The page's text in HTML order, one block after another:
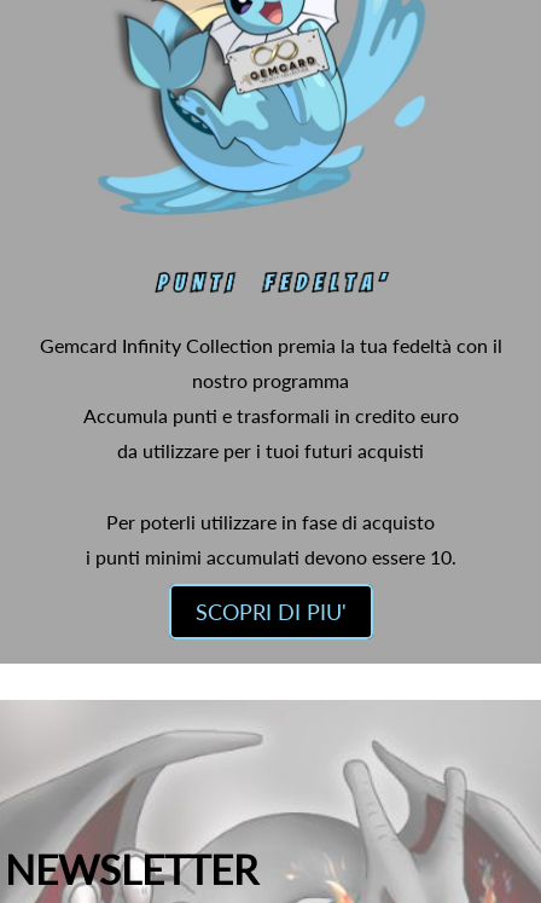
Gemcard Infinity Collection premia la tua fedeltà con il
nostro programma
Accumula punti e trasformali in credito euro
da utilizzare per i tuoi futuri acquisti
Per poterli utilizzare in fase di acquisto
i punti minimi accumulati devono essere 10.
SCOPRI DI PIU'
NEWSLETTER